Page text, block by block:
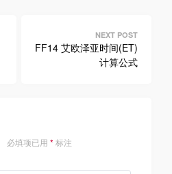
FF14 艾欧泽亚时间(ET)
计算公式
必填项已用 * 标注